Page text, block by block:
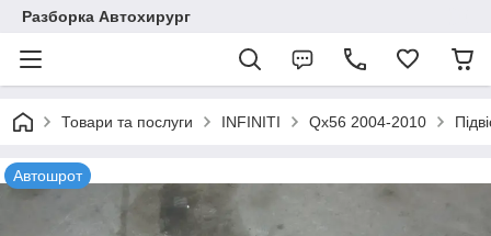
Разборка Автохирург
Товари та послуги INFINITI Qx56 2004-2010
Автошрот